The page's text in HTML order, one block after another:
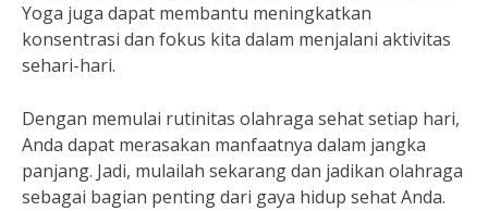
Yoga juga dapat membantu meningkatkan
konsentrasi dan fokus kita dalam menjalani aktivitas
sehari-hari.
Dengan memulai rutinitas olahraga sehat setiap hari,
Anda dapat merasakan manfaatnya dalam jangka
panjang. Jadi, mulailah sekarang dan jadikan olahraga
sebagai bagian penting dari gaya hidup sehat Anda.